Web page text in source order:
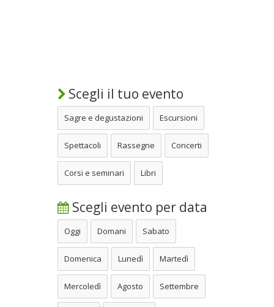
Scegli il tuo evento
Sagre e degustazioni Escursioni
Spettacoli Rassegne Concerti
Corsi e seminari Libri
Scegli evento per data
Oggi Domani Sabato
Domenica Lunedì Martedì
Mercoledì Agosto Settembre